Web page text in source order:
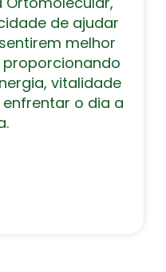
de ajudar
melhor
vitalidade
o dia a